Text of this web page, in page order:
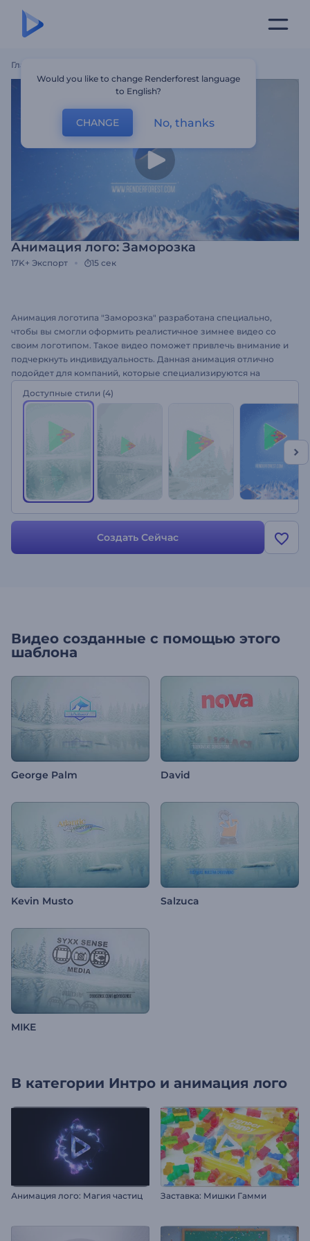
Главная
Анимация лого: Заморозка
17K+ Экспорт 15 сек
Анимация логотипа "Заморозка" разработана специально,
чтобы вы смогли оформить реалистичное зимнее видео со
своим логотипом. Такое видео поможет привлечь внимание и
подчеркнуть индивидуальность. Данная анимация отлично
подойдет для компаний, которые специализируются на
фильмам или фестивалям и многого другого. Просто
музыку, все будет и готово!
Доступные стили (4)
Создать Сейчас
Видео созданные с помощью этого
шаблона
George Palm David
Kevin Musto Salzuca
MIKE
В категории Интро и анимация лого
Анимация лого: Магия частиц Заставка: Мишки Гамми
Would you like to change Renderforest language
to English?
CHANGE No, thanks